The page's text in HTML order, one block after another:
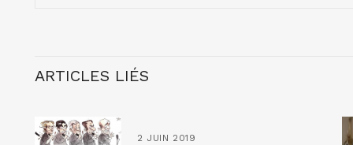
ARTICLES LIÉS
2 JUIN 2019